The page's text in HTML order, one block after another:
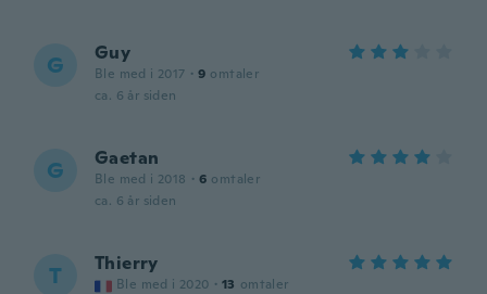
G Guy
Ble med i 2017 · 9 omtaler
ca. 6 år siden
G Gaetan
Ble med i 2018 · 6 omtaler
ca. 6 år siden
T Thierry
Ble med i 2020 · 13 omtaler